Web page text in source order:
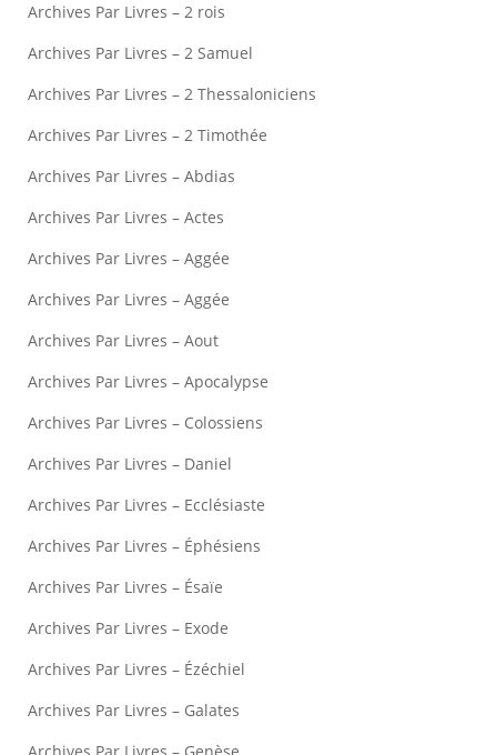
Archives Par Livres – 2 rois
Archives Par Livres – 2 Samuel
Archives Par Livres – 2 Thessaloniciens
Archives Par Livres – 2 Timothée
Archives Par Livres – Abdias
Archives Par Livres – Actes
Archives Par Livres – Aggée
Archives Par Livres – Aggée
Archives Par Livres – Aout
Archives Par Livres – Apocalypse
Archives Par Livres – Colossiens
Archives Par Livres – Daniel
Archives Par Livres – Ecclésiaste
Archives Par Livres – Éphésiens
Archives Par Livres – Ésaïe
Archives Par Livres – Exode
Archives Par Livres – Ézéchiel
Archives Par Livres – Galates